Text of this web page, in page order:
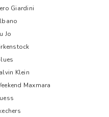
Giardini
Jo
Klein
Maxmara